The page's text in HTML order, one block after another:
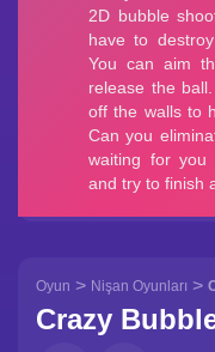
Oyun > Nişan Oyunları >
Crazy